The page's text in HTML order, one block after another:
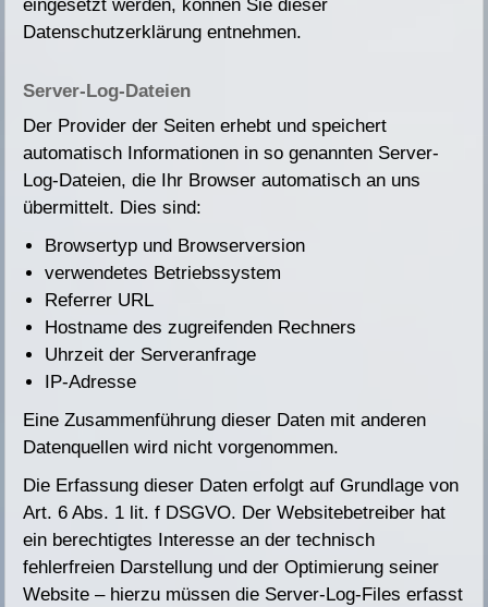
eingesetzt werden, können Sie dieser
Datenschutzerklärung entnehmen.
Server-Log-Dateien
Der Provider der Seiten erhebt und speichert
automatisch Informationen in so genannten Server-
Log-Dateien, die Ihr Browser automatisch an uns
übermittelt. Dies sind:
Browsertyp und Browserversion
verwendetes Betriebssystem
Referrer URL
Hostname des zugreifenden Rechners
Uhrzeit der Serveranfrage
IP-Adresse
Eine Zusammenführung dieser Daten mit anderen
Datenquellen wird nicht vorgenommen.
Die Erfassung dieser Daten erfolgt auf Grundlage von
Art. 6 Abs. 1 lit. f DSGVO. Der Websitebetreiber hat
ein berechtigtes Interesse an der technisch
fehlerfreien Darstellung und der Optimierung seiner
Website – hierzu müssen die Server-Log-Files erfasst